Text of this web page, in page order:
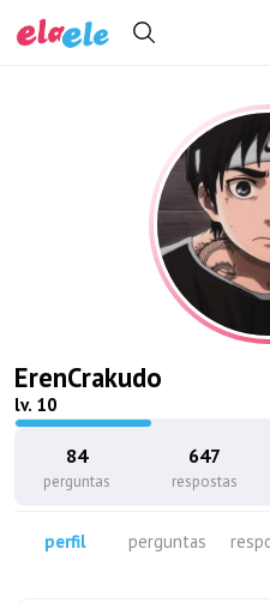
ErenCrakudo
lv. 10
84
perguntas
647
respostas
perfil perguntas